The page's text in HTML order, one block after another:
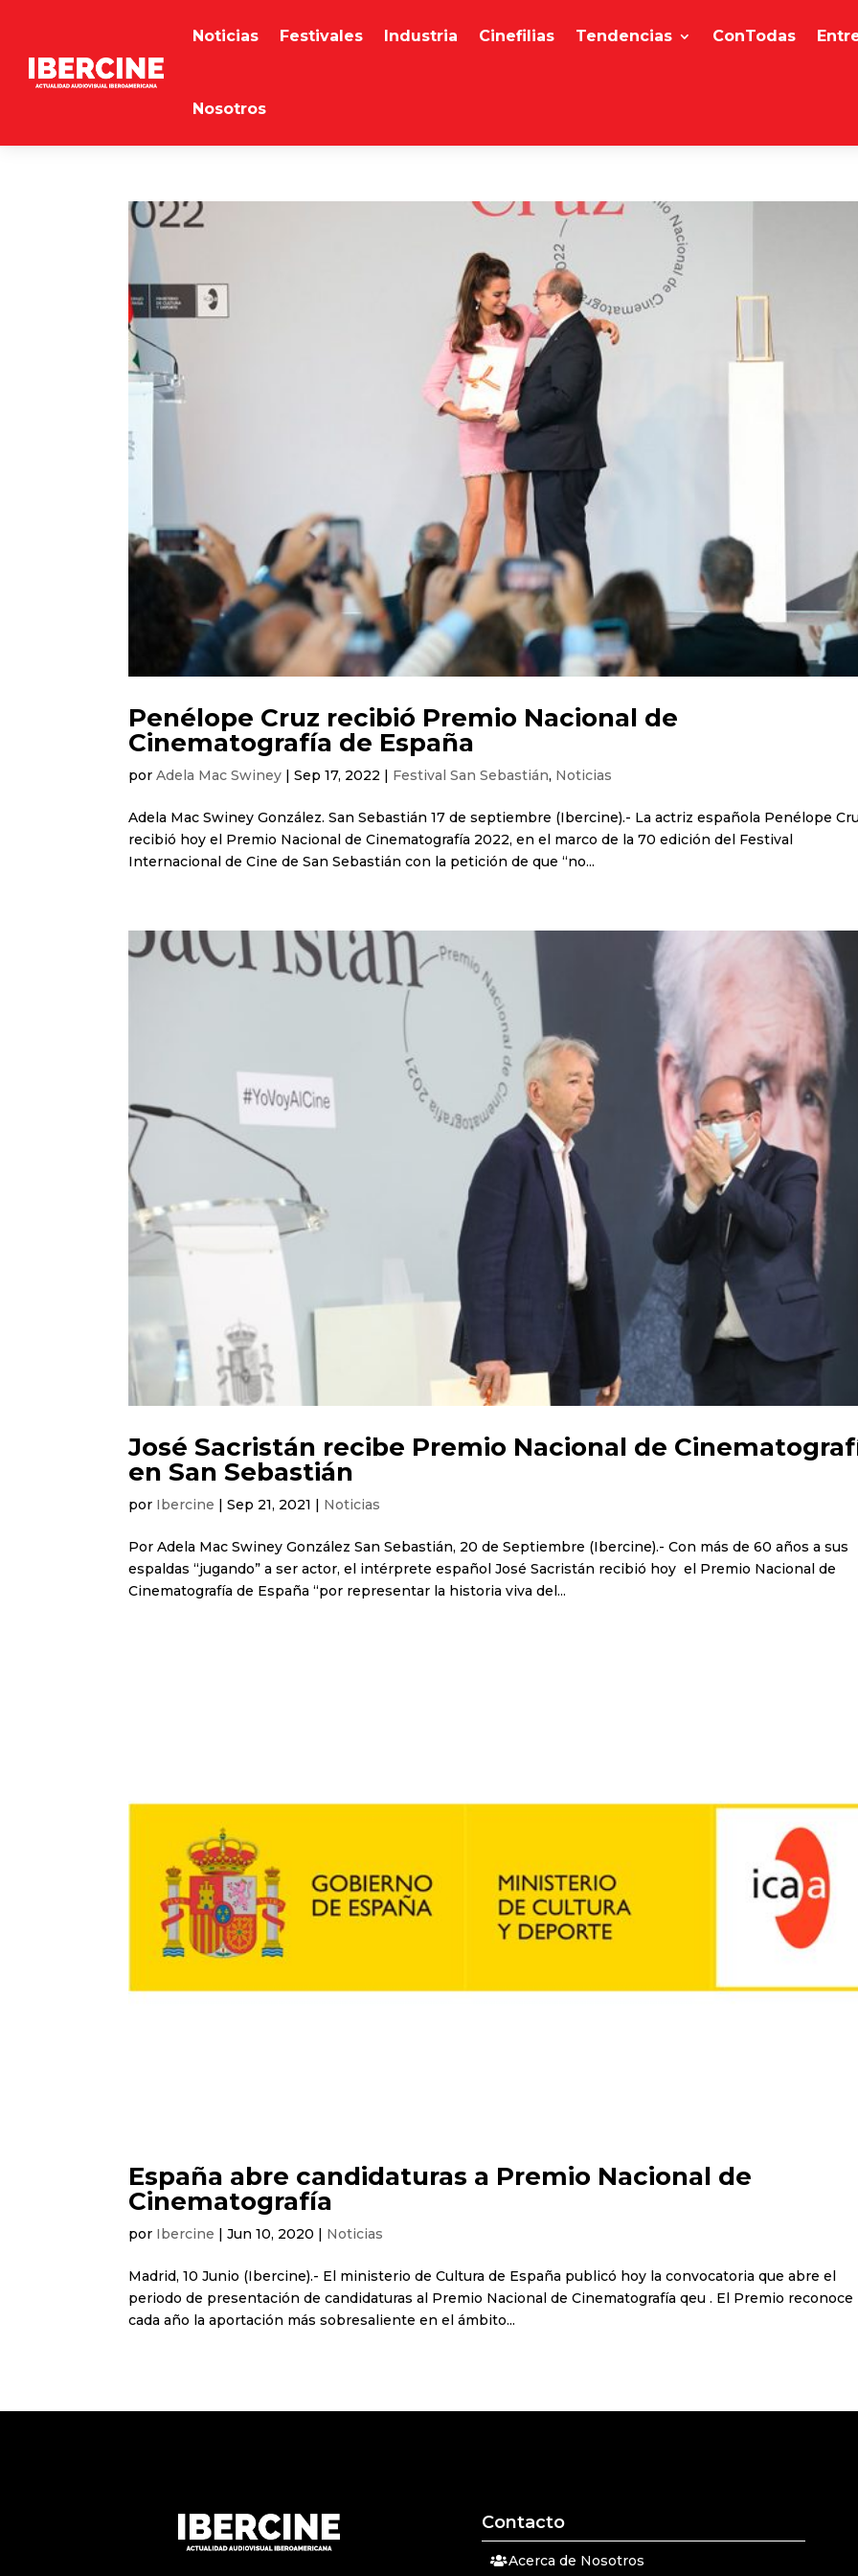
Noticias Festivales Industria Cinefilias Tendencias ConTodas
Nosotros
Penélope Cruz recibió Premio Nacional de
Cinematografía de España
porAdela Mac Swiney |Sep 17, 2022 | Festival San Sebastián, Noticias
Adela Mac Swiney González. San Sebastián 17 de septiembre (Ibercine).- La actriz española Penélope
recibió hoy el Premio Nacional de Cinematografía 2022, en el marco de la 70 edición del Festival
Internacional de Cine de San Sebastián con la petición de que “no...
José Sacristán recibe Premio Nacional de
en San Sebastián
por Ibercine |Sep 21, 2021 | Noticias
Por Adela Mac Swiney González San Sebastián, 20 de Septiembre (Ibercine).- Con más de 60 años a sus
espaldas “jugando” a ser actor, el intérprete español José Sacristán recibió hoy el Premio Nacional de
Cinematografía de España “por representar la historia viva del...
España abre candidaturas a Premio Nacional de
Cinematografía
por Ibercine |Jun 10, 2020 | Noticias
Madrid, 10 Junio (Ibercine).- El ministerio de Cultura de España publicó hoy la convocatoria que abre el
periodo de presentación de candidaturas al Premio Nacional de Cinematografía qeu . El Premio reconoce
cada año la aportación más sobresaliente en el ámbito...
Contacto
Acerca de Nosotros